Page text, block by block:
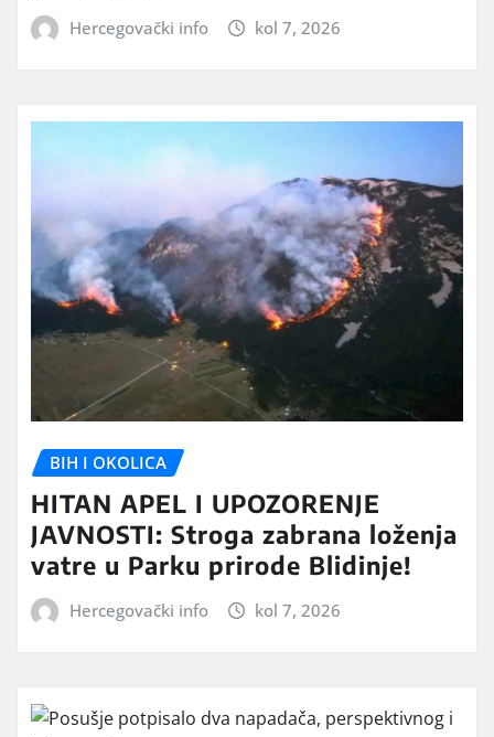
Hercegovački info kol 7, 2026
BIH I OKOLICA
HITAN APEL I UPOZORENJE
JAVNOSTI: Stroga zabrana loženja
vatre u Parku prirode Blidinje!
Hercegovački info kol 7, 2026